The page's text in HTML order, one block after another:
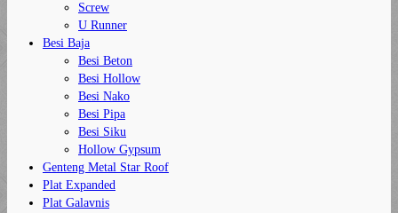
Screw
U Runner
Besi Baja
Besi Beton
Besi Hollow
Besi Nako
Besi Pipa
Besi Siku
Hollow Gypsum
Genteng Metal Star Roof
Plat Expanded
Plat Galavnis